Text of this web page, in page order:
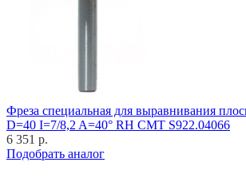
Фреза специальная для выравнивания
D=40 I=7/8,2 A=40° RH CMT S922.04066
6 351 р.
Подобрать аналог